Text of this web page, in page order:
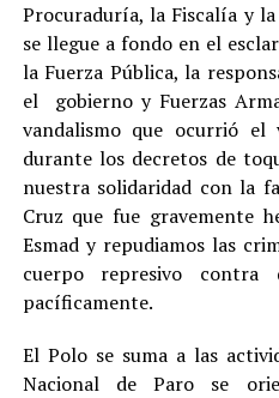
Procuraduría, la Fiscalía y
se llegue a fondo en el
la Fuerza Pública, la
el gobierno y Fuerzas
vandalismo que ocurrió el
durante los decretos de
nuestra solidaridad con la
Cruz que fue gravemente
Esmad y repudiamos las
cuerpo represivo contra
pacíficamente.
El Polo se suma a las
Nacional de Paro se